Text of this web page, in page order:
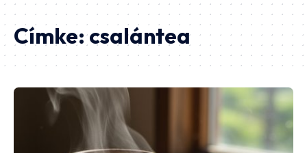
Címke:csalántea